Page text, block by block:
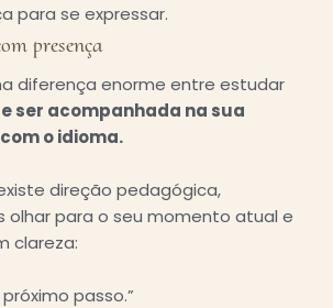
para se expressar.
presença
diferença enorme entre estudar
e ser acompanhada na sua
o idioma.
direção pedagógica,
olhar para o seu momento atual e
clareza:
próximo passo.”